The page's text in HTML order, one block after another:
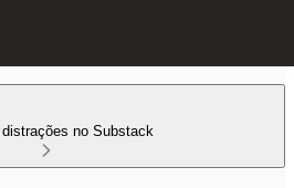
distrações no Substack